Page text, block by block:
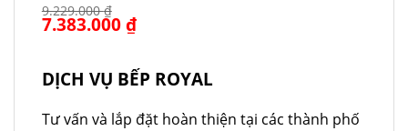
9.229.000₫
Giá
gốc
7.383.000₫Giá
hiện
7.383.000 ₫.
DỊCH VỤ BẾP ROYAL
Tư vấn và lắp đặt hoàn thiện tại các thành phố